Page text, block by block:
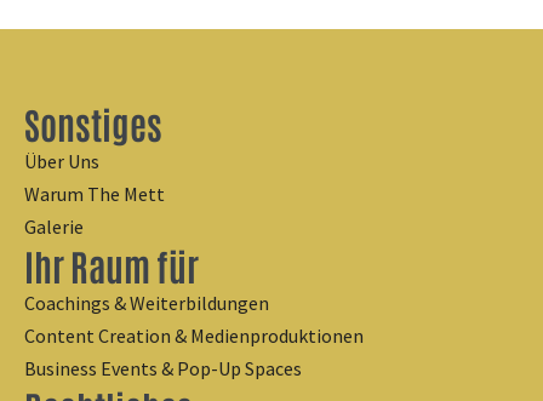
Sonstiges
Über Uns
Warum The Mett
Galerie
Ihr Raum für
Coachings & Weiterbildungen
Content Creation & Medienproduktionen
Business Events & Pop-Up Spaces